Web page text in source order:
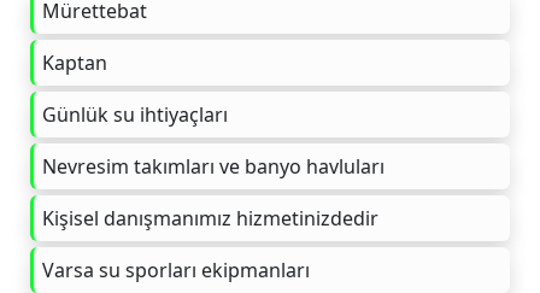
Mürettebat
Kaptan
Günlük su ihtiyaçları
Nevresim takımları ve banyo havluları
Kişisel danışmanımız hizmetinizdedir
Varsa su sporları ekipmanları